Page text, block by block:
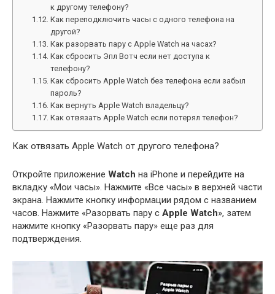
к другому телефону?
Как переподключить часы с одного телефона на
другой?
Как разорвать пару с Apple Watch на часах?
Как сбросить Эпл Вотч если нет доступа к
телефону?
Как сбросить Apple Watch без телефона если забыл
пароль?
Как вернуть Apple Watch владельцу?
Как отвязать Apple Watch если потерял телефон?
Как отвязать Apple Watch от другого телефона?
Откройте приложение Watch на iPhone и перейдите на
вкладку «Мои часы». Нажмите «Все часы» в верхней части
экрана. Нажмите кнопку информации рядом с названием
часов. Нажмите «Разорвать пару с Apple Watch», затем
нажмите кнопку «Разорвать пару» еще раз для
подтверждения.